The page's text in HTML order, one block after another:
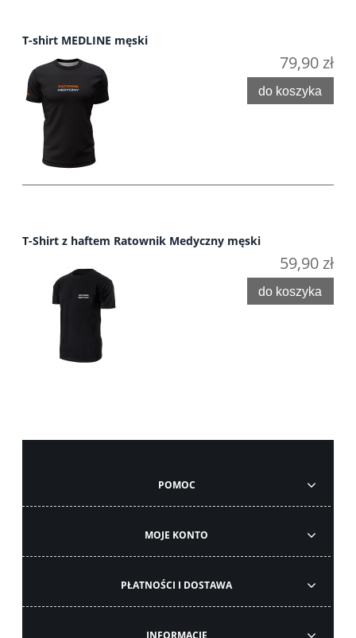
T-shirt MEDLINE męski
79,90 zł
do koszyka
T-Shirt z haftem Ratownik Medyczny męski
59,90 zł
do koszyka
POMOC
MOJE KONTO
PŁATNOŚCI I DOSTAWA